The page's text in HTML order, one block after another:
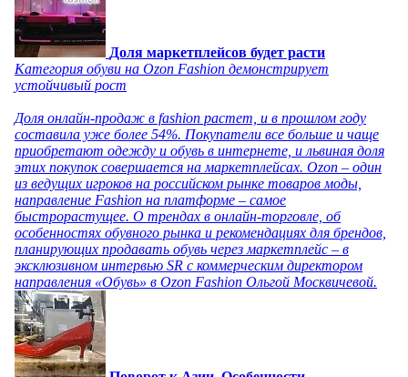
Доля маркетплейсов будет расти
Категория обуви на Ozon Fashion демонстрирует
устойчивый рост
Доля онлайн-продаж в fashion растет, и в прошлом году
составила уже более 54%. Покупатели все больше и чаще
приобретают одежду и обувь в интернете, и львиная доля
этих покупок совершается на маркетплейсах. Ozon – один
из ведущих игроков на российском рынке товаров моды,
направление Fashion на платформе – самое
быстрорастущее. О трендах в онлайн-торговле, об
особенностях обувного рынка и рекомендациях для брендов,
планирующих продавать обувь через маркетплейс – в
эксклюзивном интервью SR с коммерческим директором
направления «Обувь» в Ozon Fashion Ольгой Москвичевой.